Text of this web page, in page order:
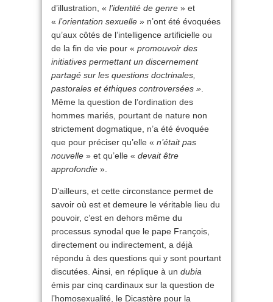
d’illustration, « l’identité de genre » et
« l’orientation sexuelle » n’ont été évoquées
qu’aux côtés de l’intelligence artificielle ou
de la fin de vie pour « promouvoir des
initiatives permettant un discernement
partagé sur les questions doctrinales,
pastorales et éthiques controversées »
Même la question de l’ordination des
hommes mariés, pourtant de nature non
strictement dogmatique, n’a été évoquée
que pour préciser qu’elle « n’était pas
nouvelle » et qu’elle « devait être
approfondie ».
D’ailleurs, et cette circonstance permet de
savoir où est et demeure le véritable lieu du
pouvoir, c’est en dehors même du
processus synodal que le pape François,
directement ou indirectement, a déjà
répondu à des questions qui y sont pourtant
discutées. Ainsi, en réplique à un dubia
émis par cinq cardinaux sur la question de
l’homosexualité, le Dicastère pour la